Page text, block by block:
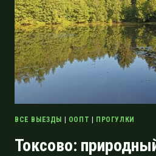
ВСЕ ВЫЕЗДЫ | ООПТ | ПРОГУЛКИ
Токсово: